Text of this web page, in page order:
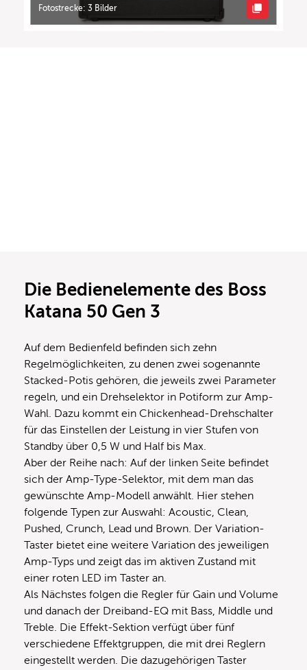
Fotostrecke: 3 Bilder
Die Bedienelemente des Boss
Katana 50 Gen 3
Auf dem Bedienfeld befinden sich zehn
Regelmöglichkeiten, zu denen zwei sogenannte
Stacked-Potis gehören, die jeweils zwei Parameter
regeln, und ein Drehselektor in Potiform zur Amp-
Wahl. Dazu kommt ein Chickenhead-Drehschalter
für das Einstellen der Leistung in vier Stufen von
Standby über 0,5 W und Half bis Max.
Aber der Reihe nach: Auf der linken Seite befindet
sich der Amp-Type-Selektor, mit dem man das
gewünschte Amp-Modell anwählt. Hier stehen
folgende Typen zur Auswahl: Acoustic, Clean,
Pushed, Crunch, Lead und Brown. Der Variation-
Taster bietet eine weitere Variation des jeweiligen
Amp-Typs und zeigt das im aktiven Zustand mit
einer roten LED im Taster an.
Als Nächstes folgen die Regler für Gain und Volume
und danach der Dreiband-EQ mit Bass, Middle und
Treble. Die Effekt-Sektion verfügt über fünf
verschiedene Effektgruppen, die mit drei Reglern
eingestellt werden. Die dazugehörigen Taster